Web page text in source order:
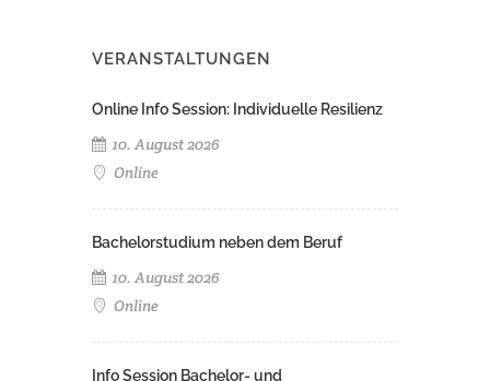
VERANSTALTUNGEN
Online Info Session: Individuelle Resilienz
10. August 2026
Online
Bachelorstudium neben dem Beruf
10. August 2026
Online
Info Session Bachelor- und